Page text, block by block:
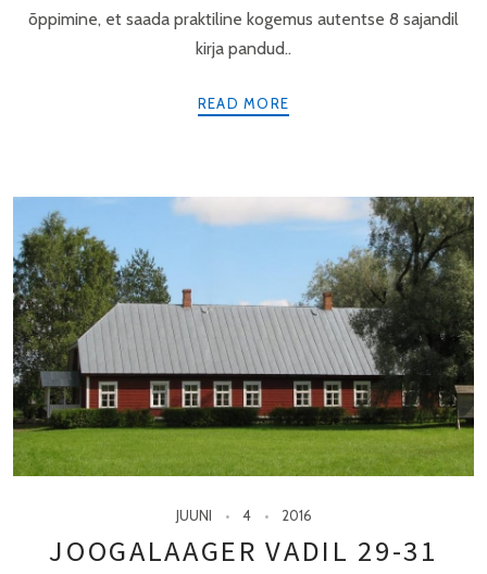
õppimine, et saada praktiline kogemus autentse 8 sajandil
kirja pandud..
READ MORE
JUUNI 4 2016
JOOGALAAGER VADIL 29-31